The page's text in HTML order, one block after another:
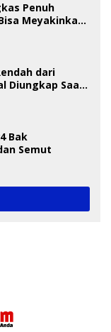
Penuh
Meyakinkan
dari
Diungkap Saat
Bak
Semut